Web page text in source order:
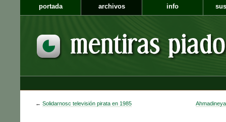
portada archivos info
← Solidarnosc televisión pirata en 1985